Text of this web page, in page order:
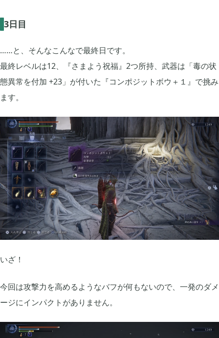
3日目
……と、そんなこんなで最終日です。
最終レベルは12、『さまよう祝福』2つ所持、武器は「毒の状
態異常を付加 +23」が付いた『コンポジットボウ＋１』で挑み
ます。
いざ！
今回は攻撃力を高めるようなバフが何もないので、一発のダメ
ージにインパクトがありません。